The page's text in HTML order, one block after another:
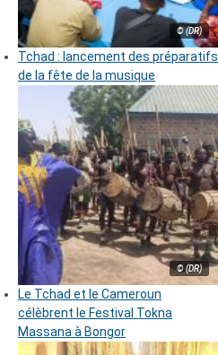
© (DR)
Tchad : lancement des préparatifs
de la fête de la musique
© (DR)
Le Tchad et le Cameroun
célèbrent le Festival Tokna
Massana à Bongor